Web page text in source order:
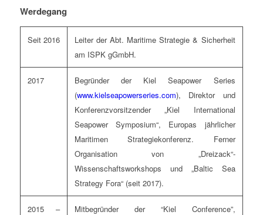
Werdegang
Seit 2016
Leiter der Abt. Maritime Strategie & Sicherheit
am ISPK gGmbH.
2017
Begründer der Kiel Seapower Series
(www.kielseapowerseries.com), Direktor und
Konferenzvorsitzender „Kiel International
Seapower Symposium“, Europas jährlicher
Maritimen Strategiekonferenz. Ferner
Organisation von „Dreizack“-
Wissenschaftsworkshops und „Baltic Sea
Strategy Fora“ (seit 2017).
2015 –
Mitbegründer der “Kiel Conference”,